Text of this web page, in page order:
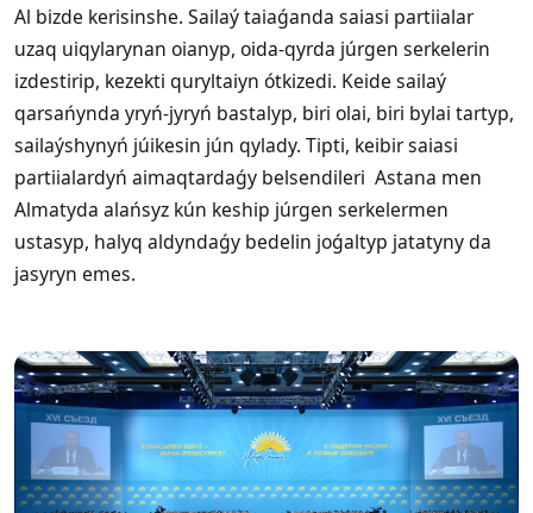
Al bizde kerisinshe. Sailaý taiaǵanda saiasi partiialar
uzaq uiqylarynan oianyp, oida-qyrda júrgen serkelerin
izdestirip, kezekti quryltaiyn ótkizedi. Keide sailaý
qarsańynda yryń-jyryń bastalyp, biri olai, biri bylai tartyp,
sailaýshynyń júikesin jún qylady. Tipti, keibir saiasi
partiialardyń aimaqtardaǵy belsendileri Astana men
Almatyda alańsyz kún keship júrgen serkelermen
ustasyp, halyq aldyndaǵy bedelin joǵaltyp jatatyny da
jasyryn emes.